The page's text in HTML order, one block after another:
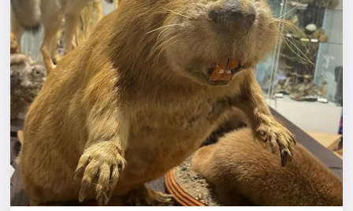
Квесты
Экскурсии
События
Города
Площадки